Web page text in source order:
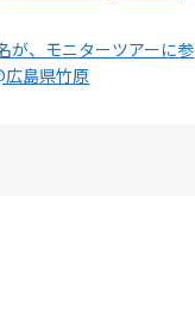
が、モニターツアーに参
広島県竹原